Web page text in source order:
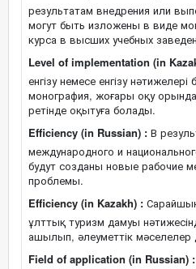
результатам внедрения или
могут быть изложены в виде
курса в высших учебных
Level of implementation (in
енгізу немесе енгізу
монография, жоғары оқу
ретінде оқытуға болады.
Efficiency (in Russian) : В
международного и
будут созданы новые рабочие
проблемы.
Efficiency (in Kazakh) :
ұлттық туризм дамуы
ашылып, әлеуметтік мәселелер
Field of application (in Russian) :